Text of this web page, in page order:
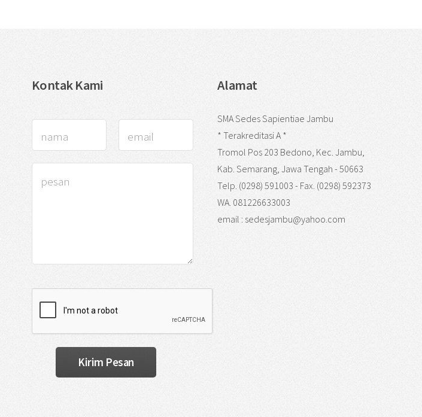
Kontak Kami Alamat
SMA Sedes Sapientiae Jambu
* Terakreditasi A *
Tromol Pos 203 Bedono, Kec. Jambu,
Kab. Semarang, Jawa Tengah - 50663
Telp. (0298) 591003 - Fax. (0298) 592373
WA. 081226633003
email : sedesjambu@yahoo.com